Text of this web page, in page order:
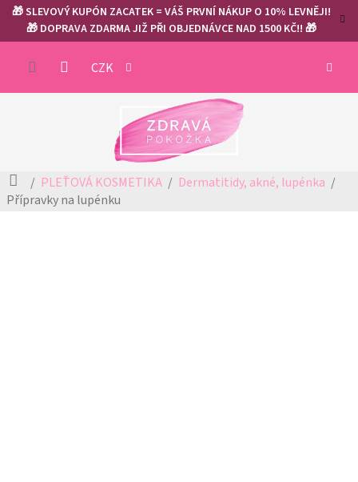
Přejít
obsah
🎁 SLEVOVÝ KUPÓN ZACATEK = VÁŠ PRVNÍ NÁKUP O 10% LEVNĚJI!
🎁 DOPRAVA ZDARMA JIŽ PŘI OBJEDNÁVCE NAD 1500 KČ!! 🎁
CZK
Domů
PLEŤOVÁ KOSMETIKA
Dermatitidy, akné, lupénka
Přípravky na lupénku